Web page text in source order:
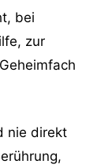
bei
zur
nie direkt